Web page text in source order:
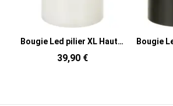
Bougie Led pilier XL Hauteur 23 cm en Cire Plastique Blanc Luzina
39,90 €